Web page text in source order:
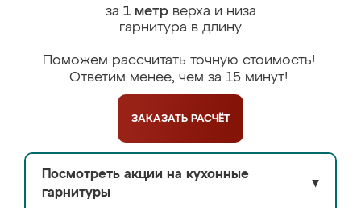
за 1 метрверха и низа
гарнитура в длину
Поможем рассчитать точную стоимость!
Ответим менее, чем за 15 минут!
ЗАКАЗАТЬ РАСЧЁТ
Посмотреть акции на кухонные
гарнитуры
▼